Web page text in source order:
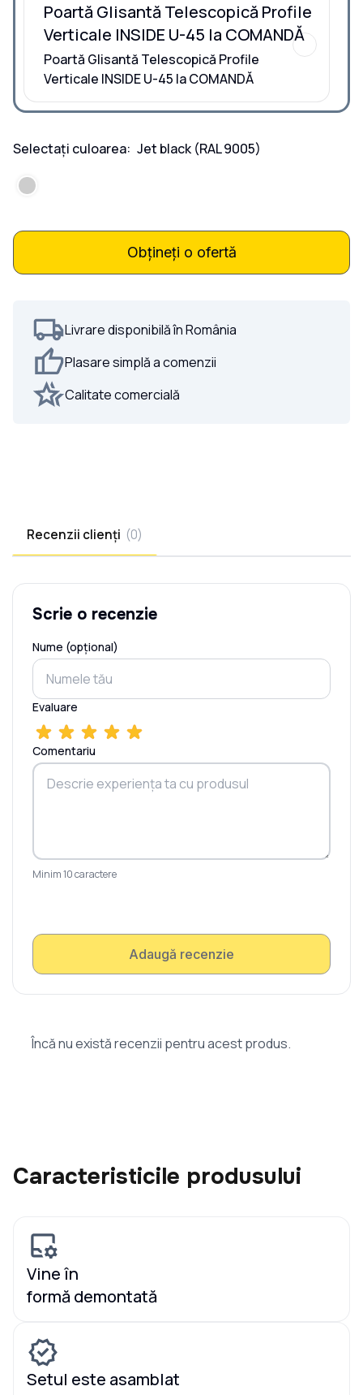
Poartă Glisantă Telescopică Profile
Verticale INSIDE U-45 la COMANDĂ
Poartă Glisantă Telescopică Profile
Verticale INSIDE U-45 la COMANDĂ
Selectați culoarea: Jet black(RAL 9005)
Obțineți o ofertă
Livrare disponibilă în România
Plasare simplă a comenzii
Calitate comercială
Recenzii clienți (0)
Scrie o recenzie
Nume (opțional)
Evaluare
Comentariu
Minim 10 caractere
Adaugă recenzie
Încă nu există recenzii pentru acest produs.
Caracteristicile produsului
Vine în
formă demontată
Setul este asamblat